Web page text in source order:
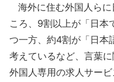
海外に住む外国人らに
ころ、9割以上が「日本
つ一方、約4割が「日本
考えているなど、言葉
外国人専用の求人サー